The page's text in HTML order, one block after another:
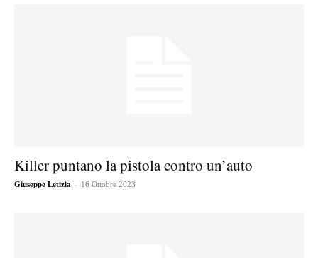
Killer puntano la pistola contro un’auto
Giuseppe Letizia - 16 Ottobre 2023